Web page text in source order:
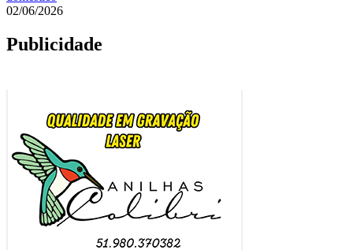
02/06/2026
Publicidade